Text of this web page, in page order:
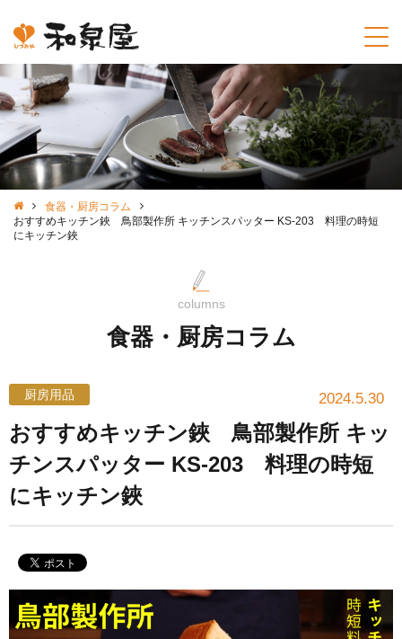
食器・厨房コラム
おすすめキッチン鋏 鳥部製作所 キッチンスパッター KS-203 料理の時短
にキッチン鋏
columns
食器・厨房コラム
厨房用品 2024.5.30
おすすめキッチン鋏 鳥部製作所 キッ
チンスパッター KS-203 料理の時短
にキッチン鋏